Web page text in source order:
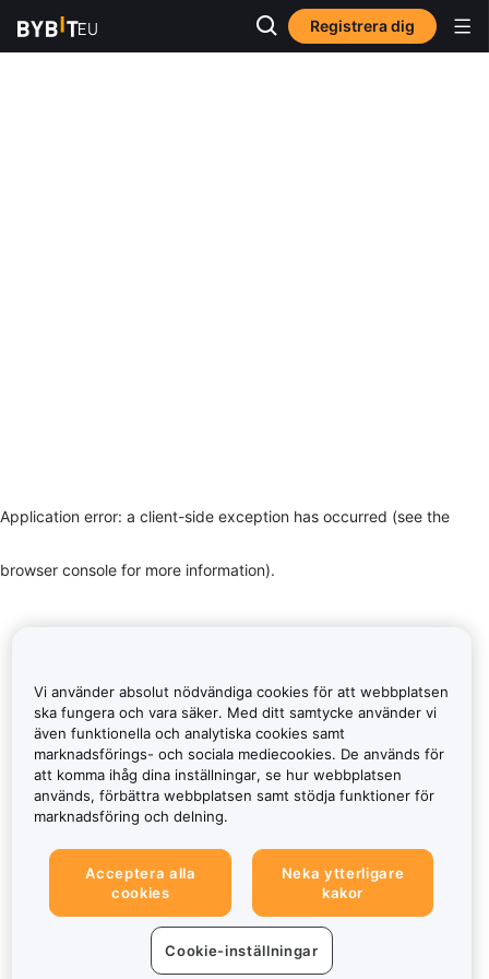
Registrera dig
Application error: a client-side exception has occurred (see the
browser console for more information).
Vi använder absolut nödvändiga cookies för att webbplatsen
ska fungera och vara säker. Med ditt samtycke använder vi
även funktionella och analytiska cookies samt
marknadsförings- och sociala mediecookies. De används för
att komma ihåg dina inställningar, se hur webbplatsen
används, förbättra webbplatsen samt stödja funktioner för
marknadsföring och delning.
Acceptera alla
cookies
Neka ytterligare
kakor
Cookie-inställningar